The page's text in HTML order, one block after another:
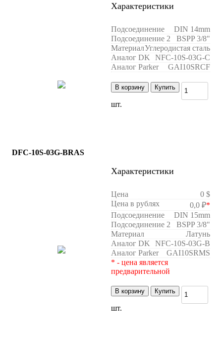
Характеристики
Подсоединение
DIN 14mm
Подсоединение 2
BSPP 3/8"
МатериалУглеродистая сталь
Аналог DK
NFC-10S-03G-C
Аналог Parker
GAI10SRCF
В корзину Купить
шт.
DFC-10S-03G-BRAS
Характеристики
Цена
0 $
Цена в рублях
0,0 ₽*
Подсоединение
DIN 15mm
Подсоединение 2
BSPP 3/8"
Материал
Латунь
Аналог DK
NFC-10S-03G-B
Аналог Parker
GAI10SRMS
* - цена является
предварительной
В корзину Купить
шт.